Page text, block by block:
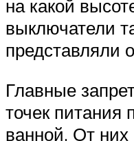
на какой
выключатели
представляли
Главные
точек питания
ванной. От них